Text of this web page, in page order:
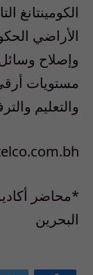
الكومينتانغ
الأراضي
وإصلاح وسائل
مستويات
والتعليم
*محاضر
البحرين